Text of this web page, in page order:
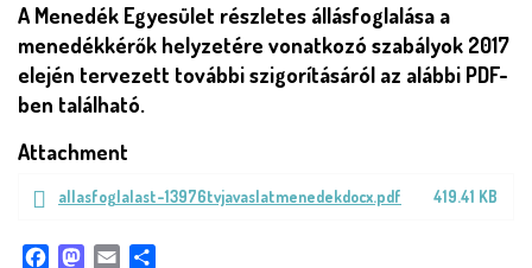
A Menedék Egyesület részletes állásfoglalása a
menedékkérők helyzetére vonatkozó szabályok 2017
elején tervezett további szigorításáról az alábbi PDF-
ben található.
Attachment
Document
file
allasfoglalast-13976tvjavaslatmenedekdocx.pdf 419.41 KB
FacebookMastodon
Email